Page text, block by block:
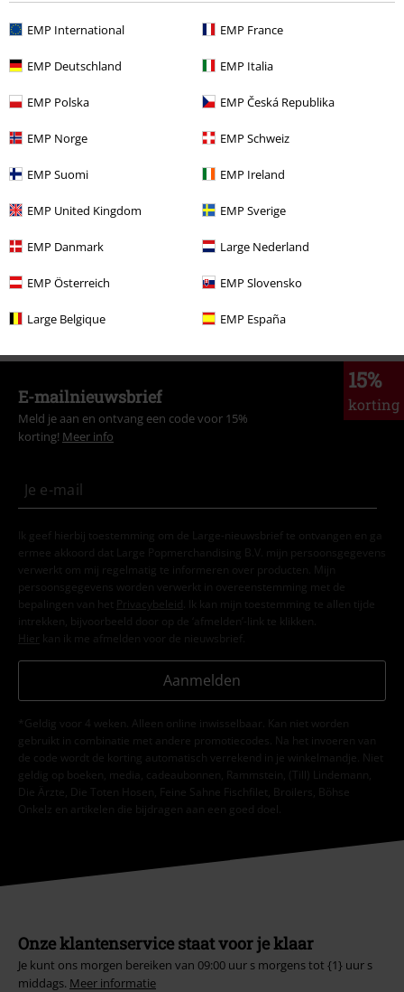
EMP International EMP France
EMP Deutschland EMP Italia
EMP Polska EMP Česká Republika
EMP Norge EMP Schweiz
EMP Suomi EMP Ireland
EMP United Kingdom EMP Sverige
EMP Danmark Large Nederland
EMP Österreich EMP Slovensko
Large Belgique EMP España
%
Meer categorieën. Meer opties.
15%
korting
E-mailnieuwsbrief
Meld je aan en ontvang een code voor 15%
korting! Meer info
Ik geef hierbij toestemming om de Large-nieuwsbrief te ontvangen en ga
ermee akkoord dat Large Popmerchandising B.V. mijn persoonsgegevens
verwerkt om mij regelmatig te informeren over producten. Mijn
persoonsgegevens worden verwerkt in overeenstemming met de
bepalingen van het
Privacybeleid . Ik kan mijn toestemming te allen tijde
intrekken, bijvoorbeeld door op de ‘afmelden’-link te klikken.
Hier kan ik me afmelden voor de nieuwsbrief.
Aanmelden
*Geldig voor 4 weken. Alleen online inwisselbaar. Kan niet worden
gebruikt in combinatie met andere promotiecodes. Na het invoeren van
de code wordt de korting automatisch verrekend in je winkelmandje. Niet
geldig op boeken, media, cadeaubonnen, Rammstein, (Till) Lindemann,
Die Ärzte, Die Toten Hosen, Feine Sahne Fischfilet, Broilers, Böhse
Onkelz en artikelen die bijdragen aan een goed doel.
Onze klantenservice staat voor je klaar
Je kunt ons morgen bereiken van 09:00 uur s morgens tot {1} uur s
middags. Meer informatie